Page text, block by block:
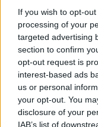
If you wish to opt-
processing of your
targeted advertising
section to confirm
opt-out request is
interest-based ads
us or personal
your opt-out. You
disclosure of your
IAB’s list of
belőle online
elcserélhetjük, –
de jótékony
Könnyedség a
Itt az ideje a
egyre több